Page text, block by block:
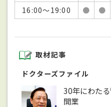
16:00～19:00
● ●
取材記事
ドクターズファイル
30年にわた
開業